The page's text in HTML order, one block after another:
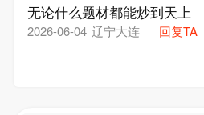
无论什么题材都能炒到天上
2026-06-04 辽宁大连 回复TA